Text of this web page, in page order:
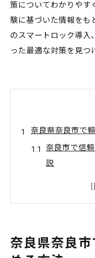
策についてわかりやす
験に基づいた情報をも
のスマートロック導入
った最適な対策を見つ
奈良県奈良市で
奈良市で信
説
安心任せら
合鍵や緊急
奈良県奈良